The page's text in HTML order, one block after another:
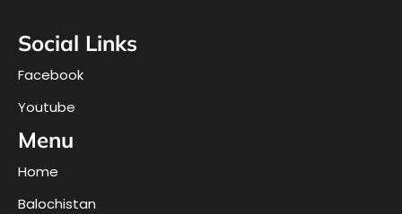
Social Links
Facebook
Youtube
Menu
Home
Balochistan